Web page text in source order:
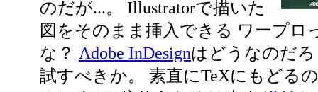
のだが...。 Illustratorで描いた
図をそのまま挿入できる ワープロ
な？ Adobe InDesignはどうなのだ
試すべきか。 素直にTeXにもどる